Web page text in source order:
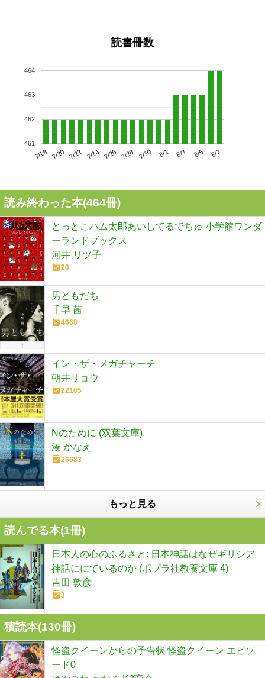
読書冊数
7/18 7/20 7/22 7/24 7/26 7/28 7/30 8/1 8/3 8/5 8/7
461
462
463
464
読み終わった本(464冊)
とっとこハム太郎あいしてるでちゅ 小学館ワンダ
ーランドブックス
河井 リツ子
26
男ともだち
千早 茜
4668
イン・ザ・メガチャーチ
朝井リョウ
22105
Nのために (双葉文庫)
湊 かなえ
26683
もっと見る
読んでる本(1冊)
日本人の心のふるさと: 日本神話はなぜギリシア
神話ににているのか (ポプラ社教養文庫 4)
吉田 敦彦
3
積読本(130冊)
怪盗クイーンからの予告状 怪盗クイーン エピソ
ード0